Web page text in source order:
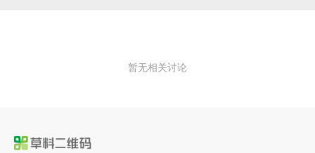
暂无相关讨论